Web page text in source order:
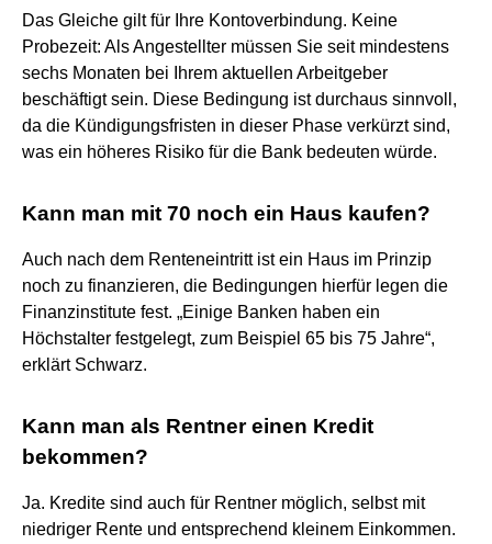
Das Gleiche gilt für Ihre Kontoverbindung. Keine
Probezeit: Als Angestellter müssen Sie seit mindestens
sechs Monaten bei Ihrem aktuellen Arbeitgeber
beschäftigt sein. Diese Bedingung ist durchaus sinnvoll,
da die Kündigungsfristen in dieser Phase verkürzt sind,
was ein höheres Risiko für die Bank bedeuten würde.
Kann man mit 70 noch ein Haus kaufen?
Auch nach dem Renteneintritt ist ein Haus im Prinzip
noch zu finanzieren, die Bedingungen hierfür legen die
Finanzinstitute fest. „Einige Banken haben ein
Höchstalter festgelegt, zum Beispiel 65 bis 75 Jahre“,
erklärt Schwarz.
Kann man als Rentner einen Kredit
bekommen?
Ja. Kredite sind auch für Rentner möglich, selbst mit
niedriger Rente und entsprechend kleinem Einkommen.